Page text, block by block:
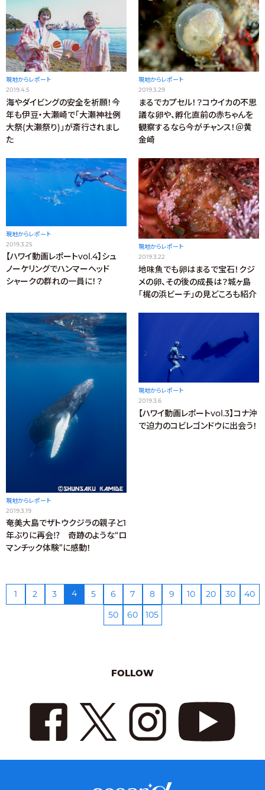
現地からレポート
2019.4.5
海やダイビングの安全を祈願！今
年も伊豆・大瀬崎で「大瀬神社例
大祭(大瀬祭り)」が斎行されまし
た
現地からレポート
2019.3.29
まるでカプセル！？コウイカの不思
議な卵や、孵化直前の赤ちゃんを
観察するなら今がチャンス！＠黄
金崎
現地からレポート
2019.3.25
【ハワイ動画レポートvol.4】シュ
ノーケリングでハンマーヘッド
シャークの群れの一員に！？
現地からレポート
2019.3.22
地味魚でも卵はまるで宝石！クジ
メの卵、その後の成長は？城ヶ島
「梶の浜ビーチ」の見どころも紹介
現地からレポート
2019.3.19
奄美大島でザトウクジラの親子と1
年ぶりに再会⁉ 奇跡のような“ロ
マンチック体験”に感動！
現地からレポート
2019.3.6
【ハワイ動画レポートvol.3】コナ沖
で迫力のコビレゴンドウに出会う！
1 2 3 4 5 6 7 8 9 10 20 30
40
50
60 105
FOLLOW